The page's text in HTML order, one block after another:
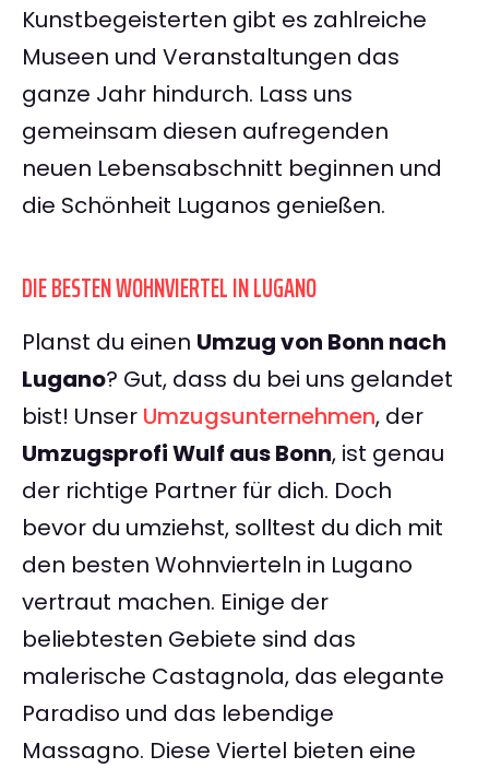
Kunstbegeisterten gibt es zahlreiche
Museen und Veranstaltungen das
ganze Jahr hindurch. Lass uns
gemeinsam diesen aufregenden
neuen Lebensabschnitt beginnen und
die Schönheit Luganos genießen.
DIE BESTEN WOHNVIERTEL IN LUGANO
Planst du einen Umzug von Bonn nach
Lugano? Gut, dass du bei uns gelandet
bist! Unser Umzugsunternehmen, der
Umzugsprofi Wulf aus Bonn, ist genau
der richtige Partner für dich. Doch
bevor du umziehst, solltest du dich mit
den besten Wohnvierteln in Lugano
vertraut machen. Einige der
beliebtesten Gebiete sind das
malerische Castagnola, das elegante
Paradiso und das lebendige
Massagno. Diese Viertel bieten eine